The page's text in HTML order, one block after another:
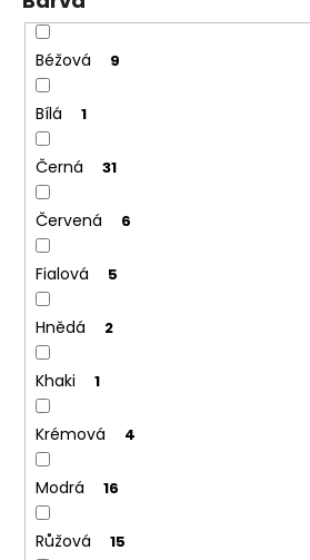
Béžová 9
Bílá 1
Černá 31
Červená 6
Fialová 5
Hnědá 2
Khaki 1
Krémová 4
Modrá 16
Růžová 15